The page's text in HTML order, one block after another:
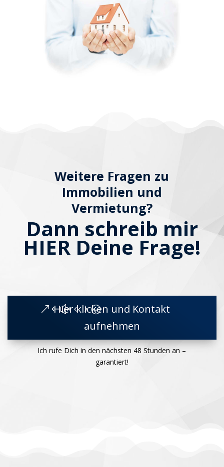
Weitere Fragen zu
Immobilien und
Vermietung?
Dann schreib mir
HIER Deine Frage!
Hier klicken und Kontakt
aufnehmen
Ich rufe Dich in den nächsten 48 Stunden an –
garantiert!